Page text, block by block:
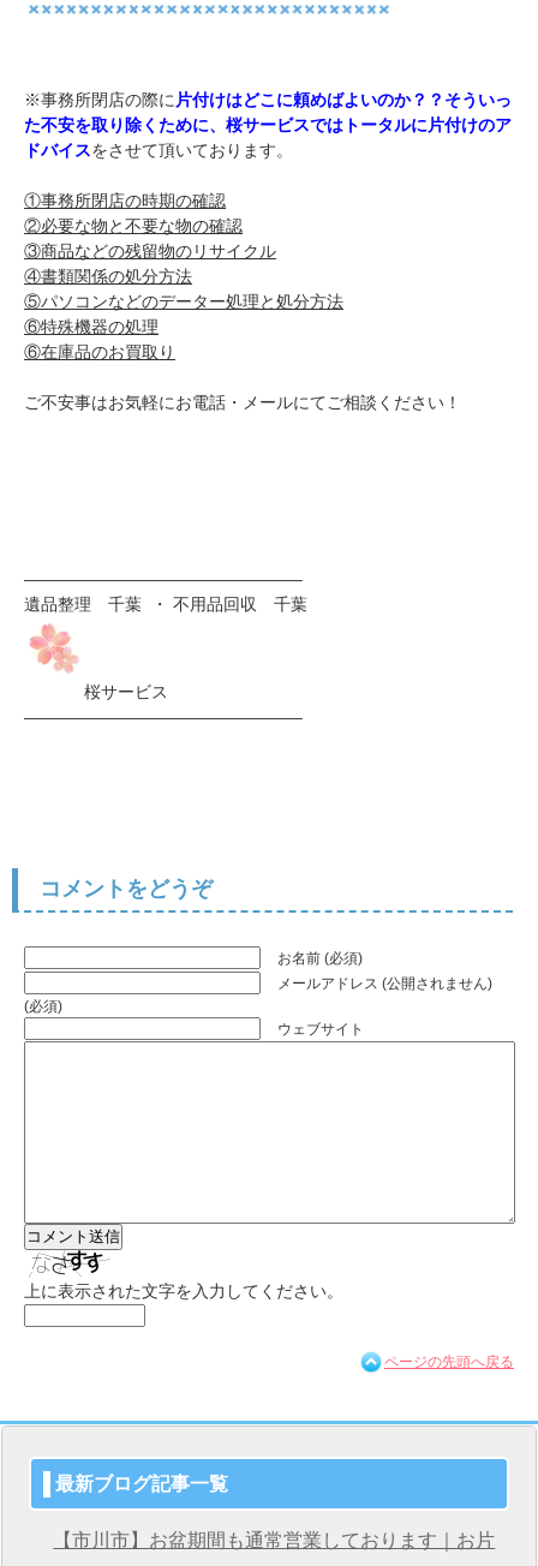
※事務所閉店の際に 片付けはどこに頼めばよいのか？？そういっ
た不安を取り除くために、桜サービスではトータルに片付けのア
ドバイスをさせて頂いております。
①事務所閉店の時期の確認
②必要な物と不要な物の確認
③商品などの残留物のリサイクル
④書類関係の処分方法
⑤パソコンなどのデーター処理と処分方法
⑥特殊機器の処理
⑥在庫品のお買取り
ご不安事はお気軽にお電話・メールにてご相談ください！
————————————————–
遺品整理 千葉 ・ 不用品回収 千葉
桜サービス
————————————————–
コメントをどうぞ
お名前 (必須)
メールアドレス (公開されません)
(必須)
ウェブサイト
上に表示された文字を入力してください。
ページの先頭へ戻る
最新ブログ記事一覧
【市川市】お盆期間も通常営業しております｜お片